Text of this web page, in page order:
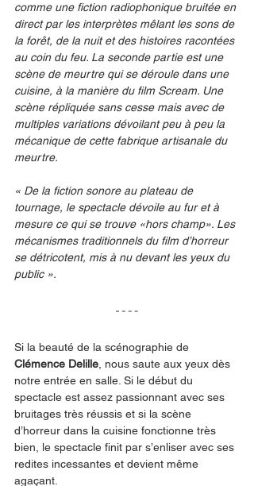
comme une fiction radiophonique bruitée en
direct par les interprètes mêlant les sons de
la forêt, de la nuit et des histoires racontées
au coin du feu. La seconde partie est une
scène de meurtre qui se déroule dans une
cuisine, à la manière du film Scream. Une
scène répliquée sans cesse mais avec de
multiples variations dévoilant peu à peu la
mécanique de cette fabrique artisanale du
meurtre.
« De la fiction sonore au plateau de
tournage, le spectacle dévoile au fur et à
mesure ce qui se trouve «hors champ». Les
mécanismes traditionnels du film d’horreur
se détricotent, mis à nu devant les yeux du
public ».
Si la beauté de la scénographie de
Clémence Delille , nous saute aux yeux dès
notre entrée en salle. Si le début du
spectacle est assez passionnant avec ses
bruitages très réussis et si la scène
d’horreur dans la cuisine fonctionne très
bien, le spectacle finit par s’enliser avec ses
redites incessantes et devient même
agaçant.